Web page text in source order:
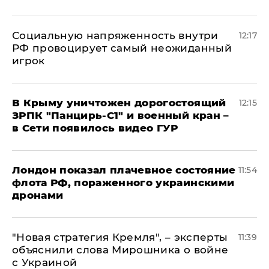
Социальную напряженность внутри
РФ провоцирует самый неожиданный
игрок
12:17
В Крыму уничтожен дорогостоящий
ЗРПК "Панцирь-С1" и военный кран –
в Сети появилось видео ГУР
12:15
Лондон показал плачевное состояние
флота РФ, пораженного украинскими
дронами
11:54
"Новая стратегия Кремля", – эксперты
объяснили слова Мирошника о войне
с Украиной
11:39